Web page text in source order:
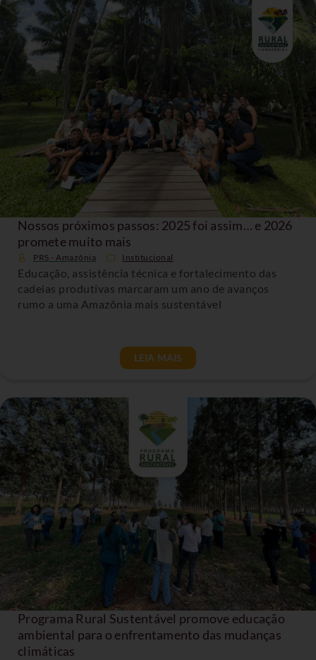
Nossos próximos passos: 2025 foi assim… e 2026
promete muito mais
PRS - Amazônia Institucional
Educação, assistência técnica e fortalecimento das
cadeias produtivas marcaram um ano de avanços
rumo a uma Amazônia mais sustentável
LEIA MAIS
Programa Rural Sustentável promove educação
ambiental para o enfrentamento das mudanças
climáticas